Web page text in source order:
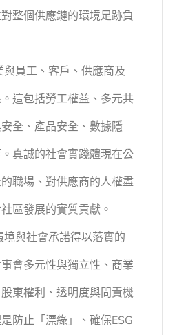
整個供應鏈的環境足跡負
與員工、客戶、供應商及
這包括勞工權益、多元共
全、產品安全、數據隱
真誠的社會實踐體現在公
職場、對供應商的人權盡
區發展的實質貢獻。
境與社會承諾得以落實的
會多元性與獨立性、商業
東權利、透明度與問責機
防止「漂綠」、確保ESG